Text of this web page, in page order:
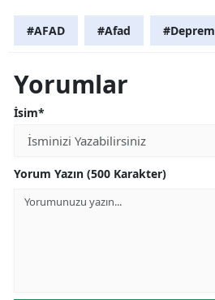
#AFAD #Afad #Deprem
Yorumlar
İsim*
Yorum Yazın (500 Karakter)